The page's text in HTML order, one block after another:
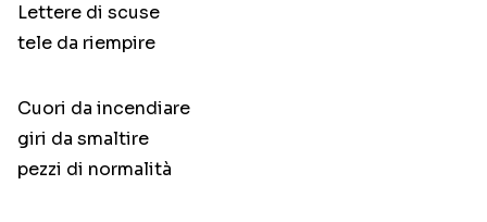
Lettere di scuse
tele da riempire
Cuori da incendiare
giri da smaltire
pezzi di normalità